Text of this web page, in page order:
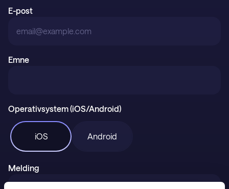
Vår historie
Blogg
Kundestøtte
LAST NED PÅ Last ned fra
E-post
Emne
Operativsystem (iOS/Android)
iOS Android
Melding